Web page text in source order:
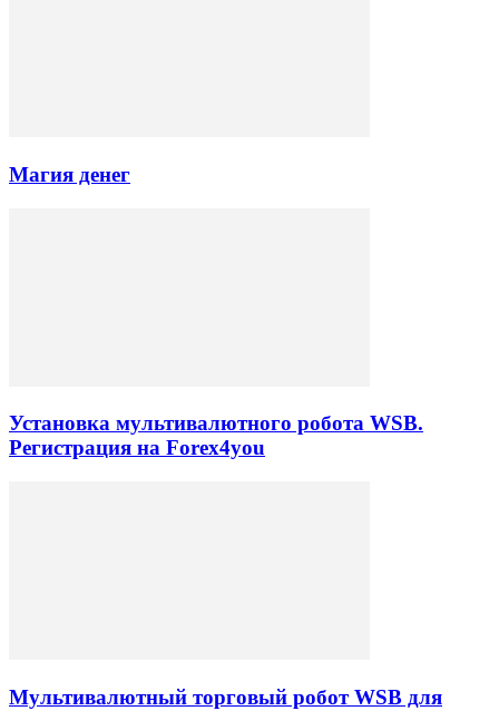
Магия денег
Установка мультивалютного робота WSB.
Регистрация на Forex4you
Мультивалютный торговый робот WSB для